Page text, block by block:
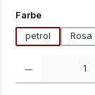
Farbeauswählen
petrol
Rosa
Produkt Anzahl: